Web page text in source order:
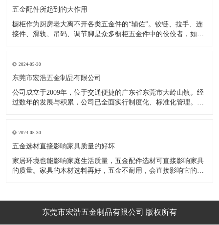
材。然
五金配件所起到的大作用
橱柜作为厨房老大离不开各类五金件的“辅佐”。铰链、拉手、连
接件、滑轨、吊码、调节脚是众多橱柜五金件中的佼佼者，如果
调节脚，橱柜就像得了“软骨症”，站都站不直……五花八门的橱
柜五金件好
2024-05-30
东莞市宏浩五金制品有限公司
公司成立于2009年，位于交通便捷的广东省东莞市大岭山镇。经
过数年的发展与积累，公司已全面实行制度化、标准化管理。从
的改造创新，设计制造了一系列更加新颖、美观、更具时代潮流
的新
2024-05-30
五金选材直接影响家具质量的好坏
家居环境也能影响家庭生活质量，五金配件选材可直接影响家具
的质量。家具的木材选料再好，五金不耐用，会直接影响它的使
金、铝合金等。不同五金的加工工艺不同：钳工、表面涂覆处
理、焊接、机械加东莞市宏浩五金制品有限公司 版权所有